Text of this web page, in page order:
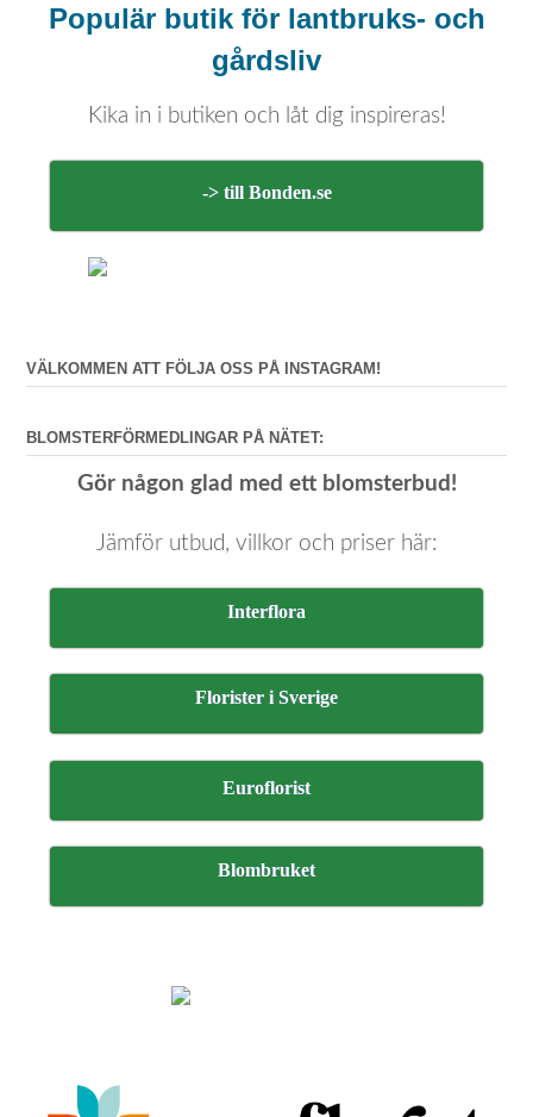
Populär butik för lantbruks- och
gårdsliv
Kika in i butiken och låt dig inspireras!
-> till Bonden.se
VÄLKOMMEN ATT FÖLJA OSS PÅ INSTAGRAM!
BLOMSTERFÖRMEDLINGAR PÅ NÄTET:
Gör någon glad med ett blomsterbud!
Jämför utbud, villkor och priser här:
Interflora
Florister i Sverige
Euroflorist
Blombruket